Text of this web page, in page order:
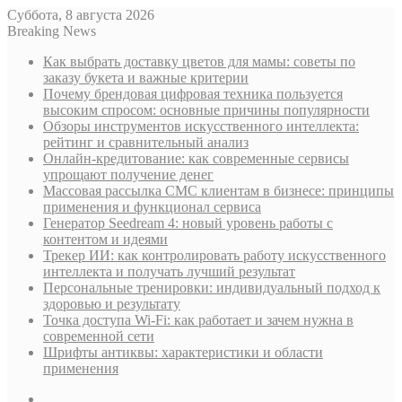
Суббота, 8 августа 2026
Breaking News
Как выбрать доставку цветов для мамы: советы по
заказу букета и важные критерии
Почему брендовая цифровая техника пользуется
высоким спросом: основные причины популярности
Обзоры инструментов искусственного интеллекта:
рейтинг и сравнительный анализ
Онлайн-кредитование: как современные сервисы
упрощают получение денег
Массовая рассылка СМС клиентам в бизнесе: принципы
применения и функционал сервиса
Генератор Seedream 4: новый уровень работы с
контентом и идеями
Трекер ИИ: как контролировать работу искусственного
интеллекта и получать лучший результат
Персональные тренировки: индивидуальный подход к
здоровью и результату
Точка доступа Wi-Fi: как работает и зачем нужна в
современной сети
Шрифты антиквы: характеристики и области
применения